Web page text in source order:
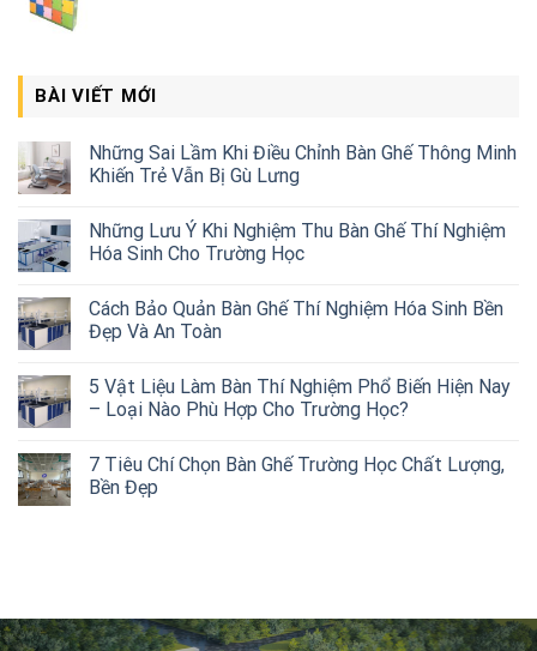
BÀI VIẾT MỚI
Những Sai Lầm Khi Điều Chỉnh Bàn Ghế Thông Minh
Khiến Trẻ Vẫn Bị Gù Lưng
Những Lưu Ý Khi Nghiệm Thu Bàn Ghế Thí Nghiệm
Hóa Sinh Cho Trường Học
Cách Bảo Quản Bàn Ghế Thí Nghiệm Hóa Sinh Bền
Đẹp Và An Toàn
5 Vật Liệu Làm Bàn Thí Nghiệm Phổ Biến Hiện Nay
– Loại Nào Phù Hợp Cho Trường Học?
7 Tiêu Chí Chọn Bàn Ghế Trường Học Chất Lượng,
Bền Đẹp